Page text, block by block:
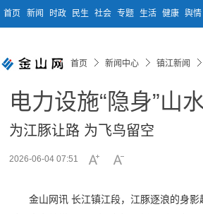
首页 新闻 时政 民生 社会 专题 生活 健康 舆情
首页 新闻中心 镇江新闻
电力设施“隐身”山
为江豚让路 为飞鸟留空
2026-06-04 07:51
金山网讯 长江镇江段，江豚逐浪的身影